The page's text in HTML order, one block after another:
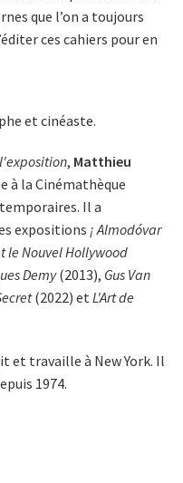
que l’on a toujours
ces cahiers pour en
et cinéaste.
, Matthieu
à la Cinémathèque
Il a
expositions ¡ Almodóvar
le Nouvel Hollywood
Demy(2013), Gus Van
(2022) et L'Art de
et travaille à New York. Il
1974.